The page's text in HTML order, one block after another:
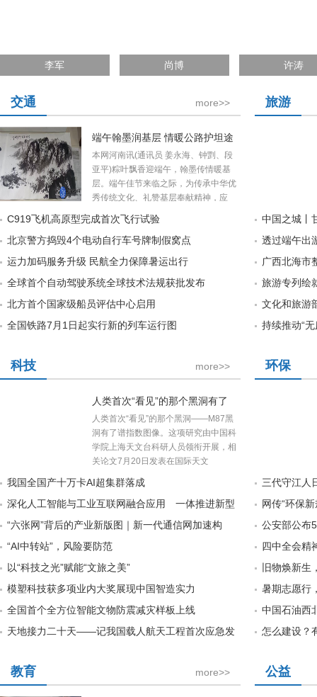
李军 尚博 许涛
more>>
交通
端午翰墨润基层 情暖公路护坦途
本网河南讯(通讯员 姜永海、钟㓻、段
亚平)粽叶飘香迎端午，翰墨传情暖基
层。端午佳节来临之际，为传承中华优
秀传统文化、礼赞基层奉献精神，应
C919飞机高原型完成首次飞行试验
北京警方捣毁4个电动自行车号牌制假窝点
运力加码服务升级 民航全力保障暑运出行
全球首个自动驾驶系统全球技术法规获批发布
北方首个国家级船员评估中心启用
全国铁路7月1日起实行新的列车运行图
旅游
中国之城丨
透过端午出
广西北海市
旅游专列绘
文化和旅游
持续推动“
more>>
科技
人类首次“看见”的那个黑洞有了
人类首次“看见”的那个黑洞——M87黑
洞有了谱指数图像。这项研究由中国科
学院上海天文台科研人员领衔开展，相
关论文7月20日发表在国际天文
我国全国产十万卡AI超集群落成
深化人工智能与工业互联网融合应用 一体推进新型
“六张网”背后的产业新版图｜新一代通信网加速构
“AI中转站”，风险要防范
以“科技之光”赋能“文旅之美”
模塑科技获多项业内大奖展现中国智造实力
全国首个全方位智能文物防震减灾样板上线
天地接力二十天——记我国载人航天工程首次应急发
环保
三代守江人
网传“环保
公安部公布
四中全会精
旧物焕新生
暑期志愿行
中国石油西
怎么建设？
more>>
教育 公益